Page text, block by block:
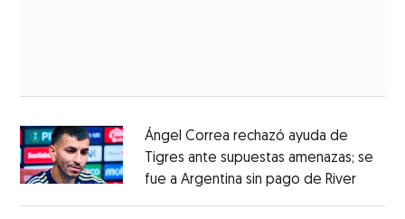
Ángel Correa rechazó ayuda de
Tigres ante supuestas amenazas; se
fue a Argentina sin pago de RiverOpens